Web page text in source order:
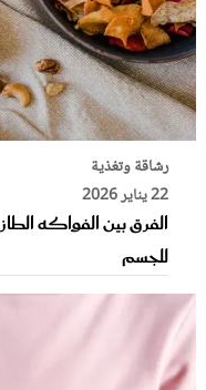
رشاقة وتغذية
22 يناير 2026
الفرق بين الفواكه
للجسم